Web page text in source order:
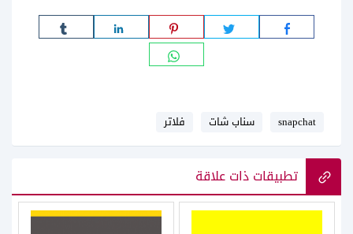
snapchat سناب شات فلاتر
تطبيقات ذات علاقة